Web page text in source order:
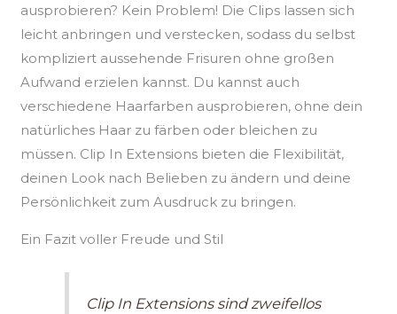
ausprobieren? Kein Problem! Die Clips lassen sich
leicht anbringen und verstecken, sodass du selbst
kompliziert aussehende Frisuren ohne großen
Aufwand erzielen kannst. Du kannst auch
verschiedene Haarfarben ausprobieren, ohne dein
natürliches Haar zu färben oder bleichen zu
müssen. Clip In Extensions bieten die Flexibilität,
deinen Look nach Belieben zu ändern und deine
Persönlichkeit zum Ausdruck zu bringen.
Ein Fazit voller Freude und Stil
Clip In Extensions sind zweifellos